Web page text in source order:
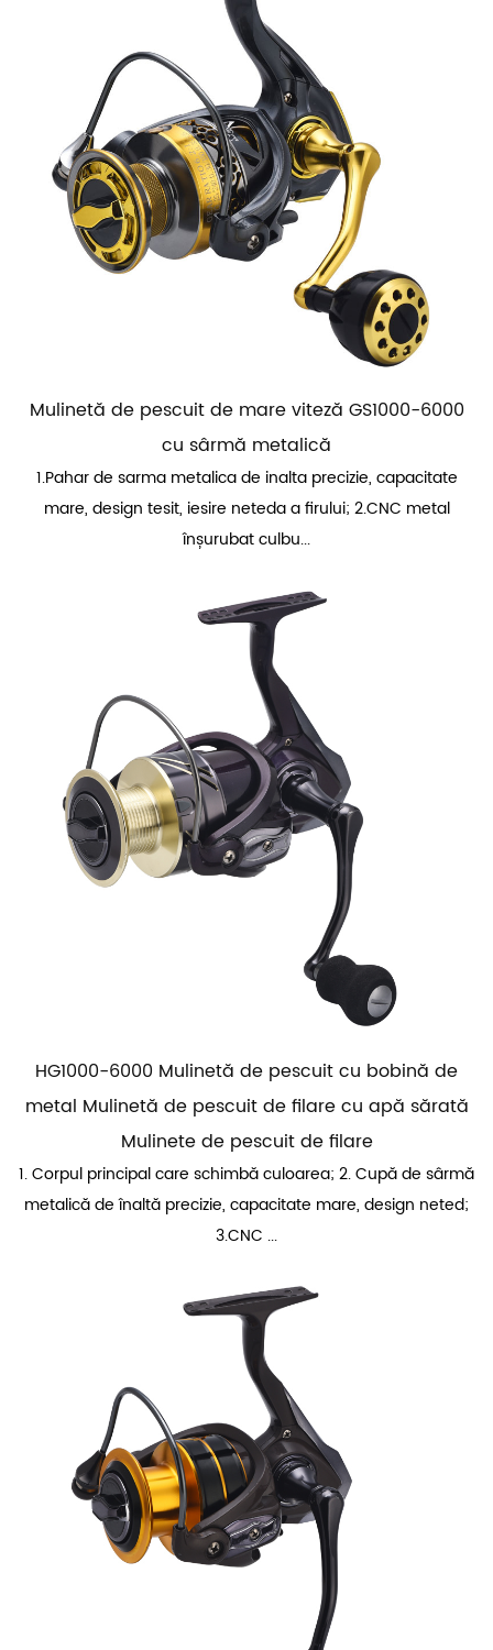
Mulinetă de pescuit de mare viteză GS1000-6000
cu sârmă metalică
1.Pahar de sarma metalica de inalta precizie, capacitate
mare, design tesit, iesire neteda a firului; 2.CNC metal
înșurubat culbu...
HG1000-6000 Mulinetă de pescuit cu bobină de
metal Mulinetă de pescuit de filare cu apă sărată
Mulinete de pescuit de filare
1. Corpul principal care schimbă culoarea; 2. Cupă de sârmă
metalică de înaltă precizie, capacitate mare, design neted;
3.CNC ...